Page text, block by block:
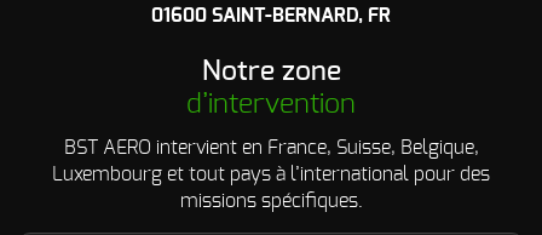
01600 SAINT-BERNARD, FR
Notre zone
d’intervention
BST AERO intervient en France, Suisse, Belgique,
Luxembourg et tout pays à l’international pour des
missions spécifiques.